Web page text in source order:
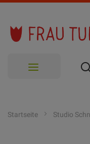
Startseite Studio